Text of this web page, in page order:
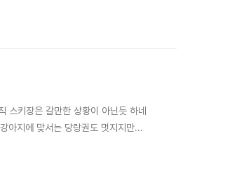
키장은 갈만한 상황이 아닌듯 하네
아지에 맞서는 당랑권도 멋지지만...